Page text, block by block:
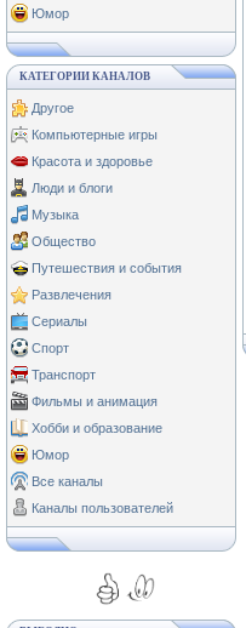
Юмор
КАТЕГОРИИ КАНАЛОВ
Другое
Компьютерные игры
Красота и здоровье
Люди и блоги
Музыка
Общество
Путешествия и события
Развлечения
Сериалы
Спорт
Транспорт
Фильмы и анимация
Хобби и образование
Юмор
Все каналы
Каналы пользователей